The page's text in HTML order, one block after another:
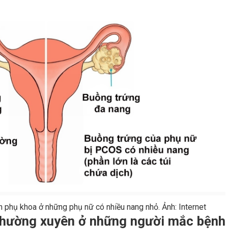
khoa ở những phụ nữ có nhiều nang nhỏ. Ảnh: Internet
xuyên ở những người mắc bệnh